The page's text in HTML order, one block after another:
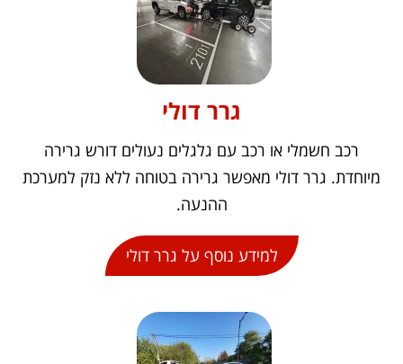
גרר דולי
רכב חשמלי או רכב עם גלגלים נעולים דורש גרירה
מיוחדת. גרר דולי מאפשר גרירה בטוחה ללא נזק למערכת
ההנעה.
למידע נוסף על גרר דולי